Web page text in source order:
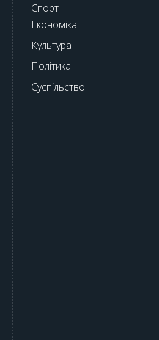
Спорт
Економіка
Культура
Політика
Суспільство